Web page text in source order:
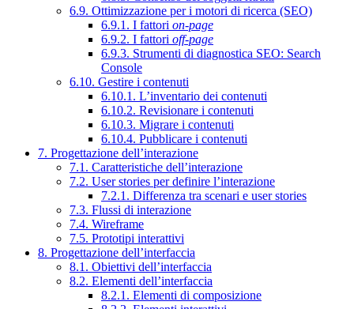
6.9. Ottimizzazione per i motori di ricerca (SEO)
6.9.1. I fattori on-page
6.9.2. I fattori off-page
6.9.3. Strumenti di diagnostica SEO: Search
Console
6.10. Gestire i contenuti
6.10.1. L’inventario dei contenuti
6.10.2. Revisionare i contenuti
6.10.3. Migrare i contenuti
6.10.4. Pubblicare i contenuti
7. Progettazione dell’interazione
7.1. Caratteristiche dell’interazione
7.2. User stories per definire l’interazione
7.2.1. Differenza tra scenari e user stories
7.3. Flussi di interazione
7.4. Wireframe
7.5. Prototipi interattivi
8. Progettazione dell’interfaccia
8.1. Obiettivi dell’interfaccia
8.2. Elementi dell’interfaccia
8.2.1. Elementi di composizione